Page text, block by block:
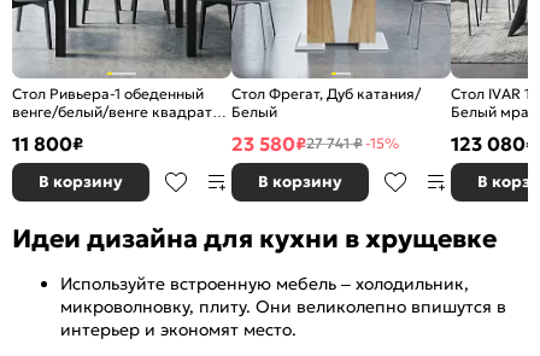
Стол Ривьера-1 обеденный
венге/белый/венге квадраты
11 800₽
В корзину
Стол Фрегат, Дуб катания/
Белый
23 580₽27 741 ₽-15%
В корзину
Стол IVAR
Белый
123 080₽
В
Идеи дизайна для кухни в хрущевке
Используйте встроенную мебель – холодильник,
микроволновку, плиту. Они великолепно впишутся в
интерьер и экономят место.